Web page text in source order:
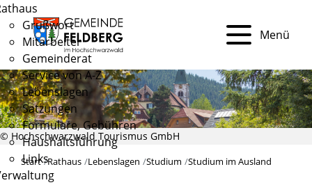
Grußwort
Mitarbeiter
Gemeinderat
Service von A-Z
Lebenslagen
Satzungen
Formulare, Gebühren
Haushaltsführung
Links
Menü
© Hochschwarzwald Tourismus GmbH
Start Rathaus Lebenslagen Studium Studium im Ausland